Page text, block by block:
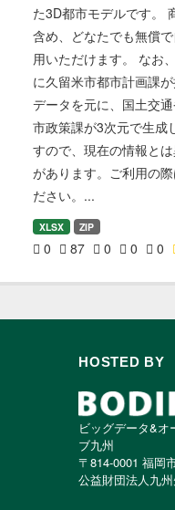
た3D都市モデルです。
含め、どなたでも無償
用いただけます。 なお
に久留米市都市計画課
データを元に、国土交
市政策課が3次元で生成
すので、現在の情報と
があります。ご利用の際
ださい。...
XLSX ZIP
0 87 0 0 0
HOSTED BY
ビッグデータ&オ
ブ九州
〒814-0001 福岡
公益財団法人九